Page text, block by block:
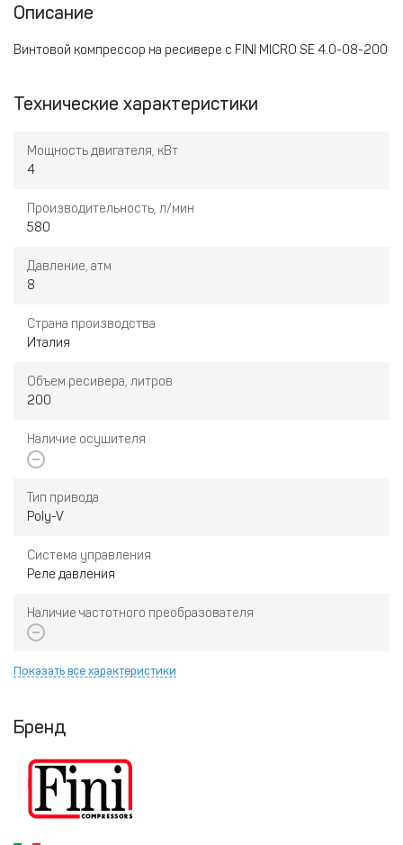
Описание
Винтовой компрессор на ресивере с FINI MICRO SE 4.0-08-200
Технические характеристики
Мощность двигателя, кВт
4
Производительность, л/мин
580
Давление, атм
8
Страна производства
Италия
Объем ресивера, литров
200
Наличие осушителя
Тип привода
Poly-V
Система управления
Реле давления
Наличие частотного преобразователя
Показать все характеристики
Бренд